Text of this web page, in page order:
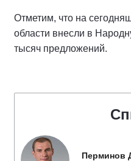
Отметим, что на
области внесли в
тысяч предложений.
Перминов